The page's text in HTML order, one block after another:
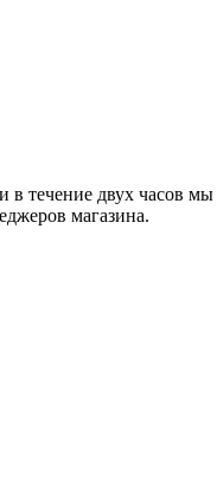
течение двух часов
магазина.